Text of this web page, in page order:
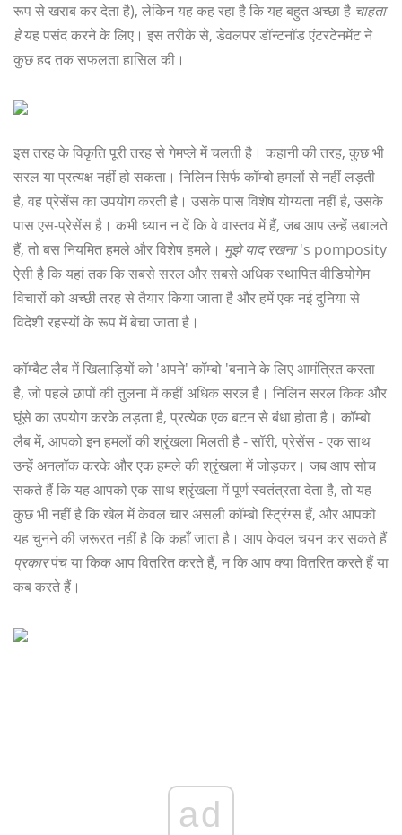
रूप से खराब कर देता है), लेकिन यह कह रहा है कि यह बहुत अच्छा है चाहता
हेयह पसंद करने के लिए। इस तरीके से, डेवलपर डॉन्टनॉड एंटरटेनमेंट ने
कुछ हद तक सफलता हासिल की।
इस तरह के विकृति पूरी तरह से गेमप्ले में चलती है। कहानी की तरह, कुछ भी
सरल या प्रत्यक्ष नहीं हो सकता। निलिन सिर्फ कॉम्बो हमलों से नहीं लड़ती
है, वह प्रेसेंस का उपयोग करती है। उसके पास विशेष योग्यता नहीं है, उसके
पास एस-प्रेसेंस है। कभी ध्यान न दें कि वे वास्तव में हैं, जब आप उन्हें उबालते
हैं, तो बस नियमित हमले और विशेष हमले। मुझे याद रखना's pomposity
ऐसी है कि यहां तक ​​कि सबसे सरल और सबसे अधिक स्थापित वीडियोगेम
विचारों को अच्छी तरह से तैयार किया जाता है और हमें एक नई दुनिया से
विदेशी रहस्यों के रूप में बेचा जाता है।
कॉम्बैट लैब में खिलाड़ियों को 'अपने' कॉम्बो 'बनाने के लिए आमंत्रित करता
है, जो पहले छापों की तुलना में कहीं अधिक सरल है। निलिन सरल किक और
घूंसे का उपयोग करके लड़ता है, प्रत्येक एक बटन से बंधा होता है। कॉम्बो
लैब में, आपको इन हमलों की श्रृंखला मिलती है - सॉरी, प्रेसेंस - एक साथ
उन्हें अनलॉक करके और एक हमले की श्रृंखला में जोड़कर। जब आप सोच
सकते हैं कि यह आपको एक साथ श्रृंखला में पूर्ण स्वतंत्रता देता है, तो यह
कुछ भी नहीं है कि खेल में केवल चार असली कॉम्बो स्ट्रिंग्स हैं, और आपको
यह चुनने की ज़रूरत नहीं है कि कहाँ जाता है। आप केवल चयन कर सकते हैं
प्रकारपंच या किक आप वितरित करते हैं, न कि आप क्या वितरित करते हैं या
कब करते हैं।
ad